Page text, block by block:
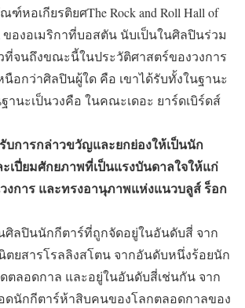
หอเกียรติยศThe Rock and Roll Hall of
ของอเมริกาที่บอสตัน นับเป็นในศิลปินร่วม
ที่จนถึงขณะนี้ในประวัติศาสตร์ของวงการ
นือกว่าศิลปินผู้ใด คือ เขาได้รับทั้งในฐานะ
านะเป็นวงคือ ในคณะเดอะ ยาร์ดเบิร์ดส์
บการกล่าวขวัญและยกย่องให้เป็นนัก
เปี่ยมศักยภาพที่เป็นแรงบันดาลใจให้แก่
การ และทรงอานุภาพแห่งแนวบลูส์ ร็อก
ศิลปินนักกีตาร์ที่ถูกจัดอยู่ในอันดับสี่ จาก
ตยสารโรลลิงสโตน จากอันดับหนึ่งร้อยนัก
ตลอดกาล และอยู่ในอันดับสี่เช่นกัน จาก
ดนักกีตาร์ห้าสิบคนของโลกตลอดกาลของ